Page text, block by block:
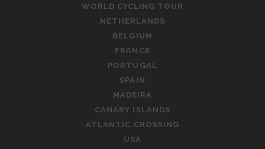
WORLD CYCLING TOUR
NETHERLANDS
BELGIUM
FRANCE
PORTUGAL
SPAIN
MADEIRA
CANARY ISLANDS
ATLANTIC CROSSING
USA